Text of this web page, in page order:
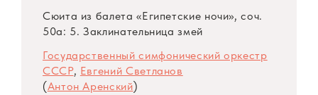
Сюита из балета «Египетские ночи», соч.
50а: 5. Заклинательница змей
Государственный симфонический оркестр
СССР, Евгений Светланов
(Антон Аренский)